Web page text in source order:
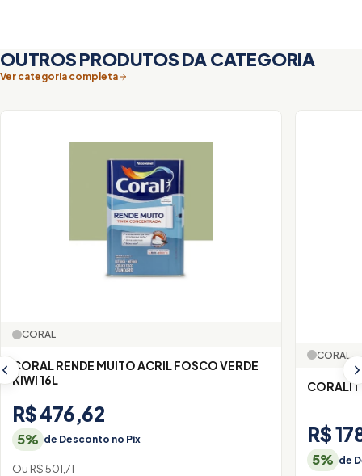
OUTROS PRODUTOS DA CATEGORIA
Ver categoria completa
CORAL
CORAL RENDE MUITO ACRIL FOSCO VERDE
KIWI 16L
R$ 476,62
5% de Desconto no Pix
Ou R$ 501,71
CORAL
R$
5% de